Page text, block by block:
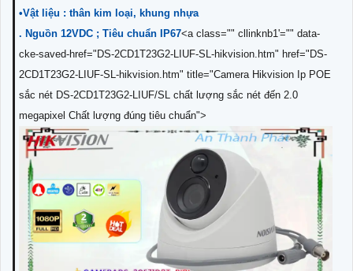
•Vật liệu : thân kim loại, khung nhựa
. Nguồn 12VDC ; Tiêu chuẩn IP67<a class="" cllinknb1'="" data-
cke-saved-href="DS-2CD1T23G2-LIUF-SL-hikvision.htm" href="DS-
2CD1T23G2-LIUF-SL-hikvision.htm" title="Camera Hikvision Ip POE
sắc nét DS-2CD1T23G2-LIUF/SL chất lượng sắc nét đến 2.0
megapixel Chất lượng đúng tiêu chuẩn">